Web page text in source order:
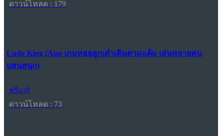
ดาวน์โหลด : 179
Ludo King (App เกมทอยลูกเต๋าเดินตามแต้ม เล่นหลายคน
แสนสนุก)
ฟรีแวร์
ดาวน์โหลด : 73